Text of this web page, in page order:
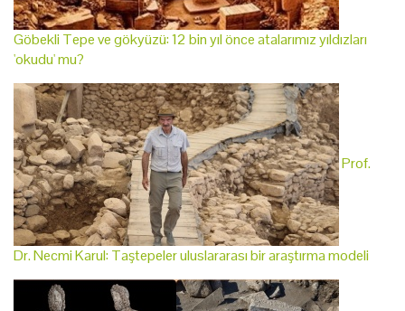
Göbekli Tepe ve gökyüzü: 12 bin yıl önce atalarımız yıldızları
'okudu' mu?
Prof.
Dr. Necmi Karul: Taştepeler uluslararası bir araştırma modeli